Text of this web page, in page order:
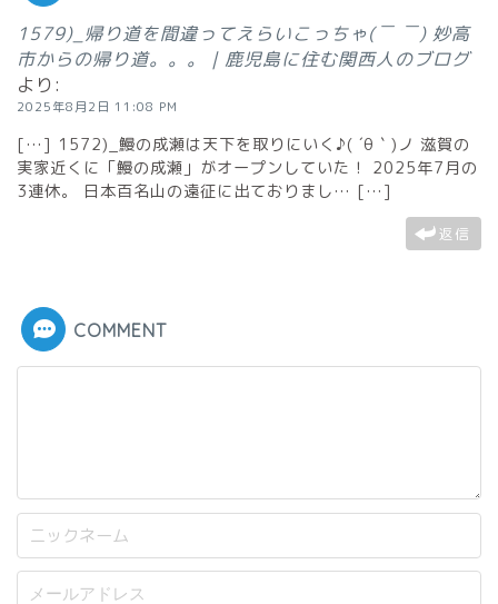
1579)_帰り道を間違ってえらいこっちゃ(￣ ￣) 妙高
市からの帰り道。。。 | 鹿児島に住む関西人のブログ
より:
2025年8月2日 11:08 PM
[…] 1572)_鰻の成瀬は天下を取りにいく♪( ´θ｀)ノ 滋賀の
実家近くに「鰻の成瀬」がオープンしていた！ 2025年7月の
3連休。 日本百名山の遠征に出ておりまし… […]
返信
COMMENT